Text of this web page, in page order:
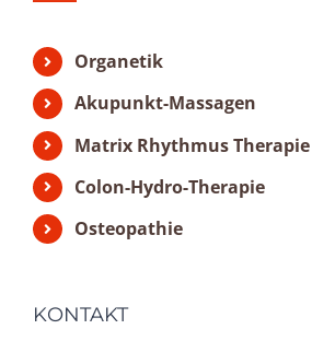
Organetik
Akupunkt-Massagen
Matrix Rhythmus Therapie
Colon-Hydro-Therapie
Osteopathie
KONTAKT